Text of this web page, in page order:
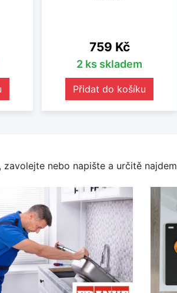
Cena
759 Kč
2 ks skladem
Přidat do košíku
nebo napište a určitě